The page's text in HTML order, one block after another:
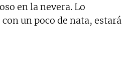
en la nevera. Lo
un poco de nata, estará